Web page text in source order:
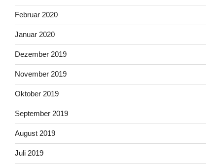
Februar 2020
Januar 2020
Dezember 2019
November 2019
Oktober 2019
September 2019
August 2019
Juli 2019